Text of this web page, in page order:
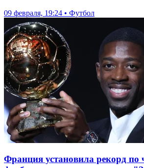
09 февраля, 19:24 • Футбол
Франция установила рекорд по